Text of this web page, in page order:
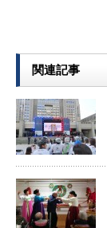
関連記事